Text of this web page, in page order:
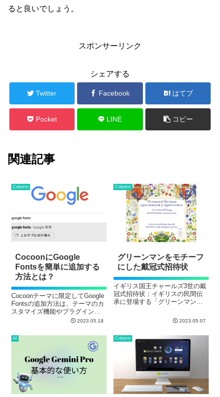
ると良いでしょう。
スポンサーリンク
シェアする
Twitter Facebook はてブ
Pocket LINE コピー
関連記事
Column
CocoonにGoogle
Fontsを簡単に追加する
方法とは？
Cocoonテーマに限定してGoogle
Fontsの追加方法は、テーマのカ
スタマイズ機能やプラグインを
使用する方法が一般的です。
トを直接使用する方法は、通常
のHTMLやCSSの開発において一
2023.05.18
Column
グリーンマンをモチーフ
にした戴冠式招待状
イギリス国王チャールズ3世の戴
冠式招待状；イギリスの民間伝
承に登場する「グリーンマン」
2023.05.07
AI Column